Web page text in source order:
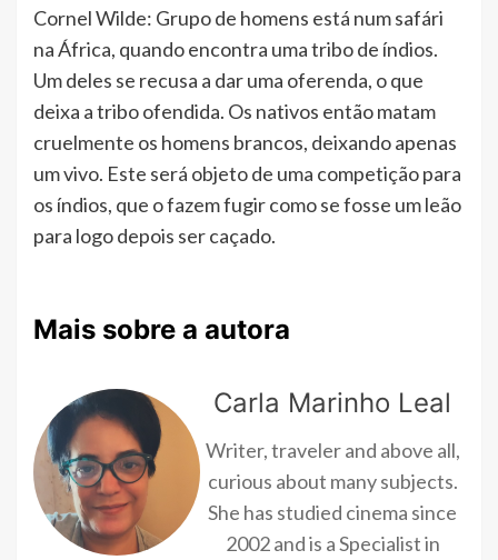
Cornel Wilde: Grupo de homens está num safári
na África, quando encontra uma tribo de índios.
Um deles se recusa a dar uma oferenda, o que
deixa a tribo ofendida. Os nativos então matam
cruelmente os homens brancos, deixando apenas
um vivo. Este será objeto de uma competição para
os índios, que o fazem fugir como se fosse um leão
para logo depois ser caçado.
Mais sobre a autora
Carla Marinho Leal
Writer, traveler and above all,
curious about many subjects.
She has studied cinema since
2002 and is a Specialist in